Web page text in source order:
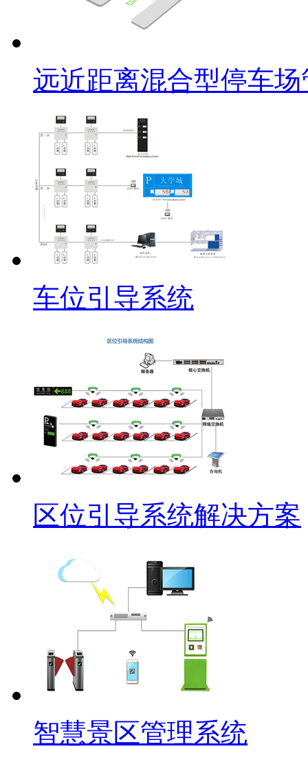
远近距离混合型停车
车位引导系统
区位引导系统解决方案
智慧景区管理系统